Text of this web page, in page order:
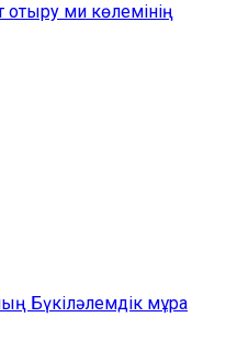
ми көлемінің
Бүкіләлемдік мұра